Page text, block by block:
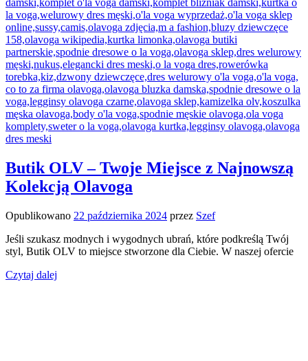
Butik OLV – Twoje Miejsce z Najnowszą
Kolekcją Olavoga
Opublikowano 22 października 2024 przez Szef
Jeśli szukasz modnych i wygodnych ubrań, które podkreślą Twój
styl, Butik OLV to miejsce stworzone dla Ciebie. W naszej ofercie
Czytaj dalej